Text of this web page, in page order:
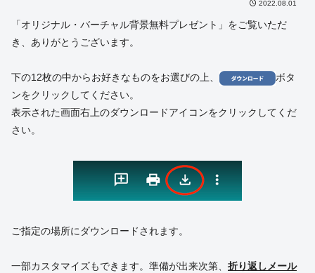
2022.08.01
「オリジナル・バーチャル背景無料プレゼント」をご覧いただ
き、ありがとうございます。
下の12枚の中からお好きなものをお選びの上、
ボタ
ンをクリックしてください。
表示された画面右上のダウンロードアイコンをクリックしてくだ
さい。
ご指定の場所にダウンロードされます。
一部カスタマイズもできます。準備が出来次第、 折り返しメール